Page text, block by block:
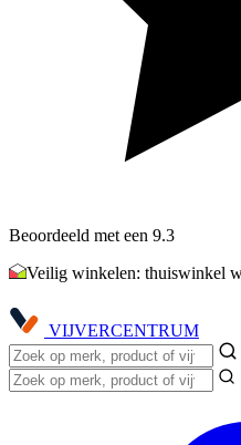
Beoordeeld met een 9.3
Veilig winkelen: thuiswinkel
VIJVERCENTRUM